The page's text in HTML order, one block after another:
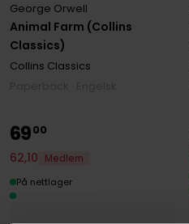
Animal Farm (Collins
Classics)
George Orwell
Collins Classics
6900
62,10
Medlem
På nettlager